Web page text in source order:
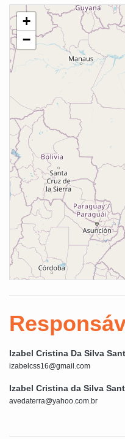
+
−
Izabel Cristina Da Silva
izabelcss16@gmail.com
Izabel Cristina da Silva
avedaterra@yahoo.com.br